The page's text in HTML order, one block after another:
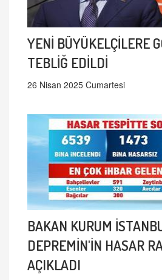
YENİ BÜYÜKELÇİLERE
TEBLİĞ EDİLDİ
26 Nisan 2025 Cumartesi
BAKAN KURUM
DEPREMİN'İN HASAR
AÇIKLADI